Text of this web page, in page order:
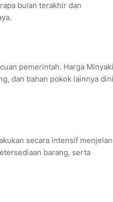
bulan terakhir dan
pemerintah. Harga
dan bahan pokok lainnya
secara intensif
barang, serta